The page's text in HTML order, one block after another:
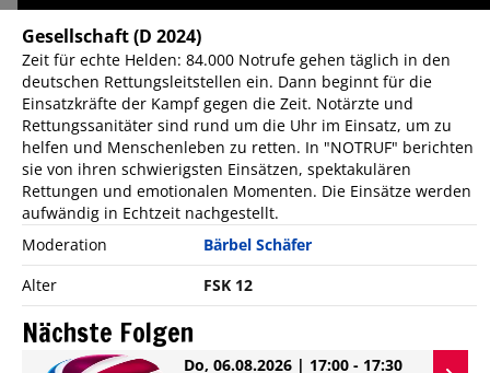
Gesellschaft(D 2024)
Zeit für echte Helden: 84.000 Notrufe gehen täglich in den
deutschen Rettungsleitstellen ein. Dann beginnt für die
Einsatzkräfte der Kampf gegen die Zeit. Notärzte und
Rettungssanitäter sind rund um die Uhr im Einsatz, um zu
helfen und Menschenleben zu retten. In "NOTRUF" berichten
sie von ihren schwierigsten Einsätzen, spektakulären
Rettungen und emotionalen Momenten. Die Einsätze werden
aufwändig in Echtzeit nachgestellt.
Moderation
Bärbel Schäfer
Alter
FSK 12
Nächste Folgen
Do, 06.08.2026 | 17:00 - 17:30